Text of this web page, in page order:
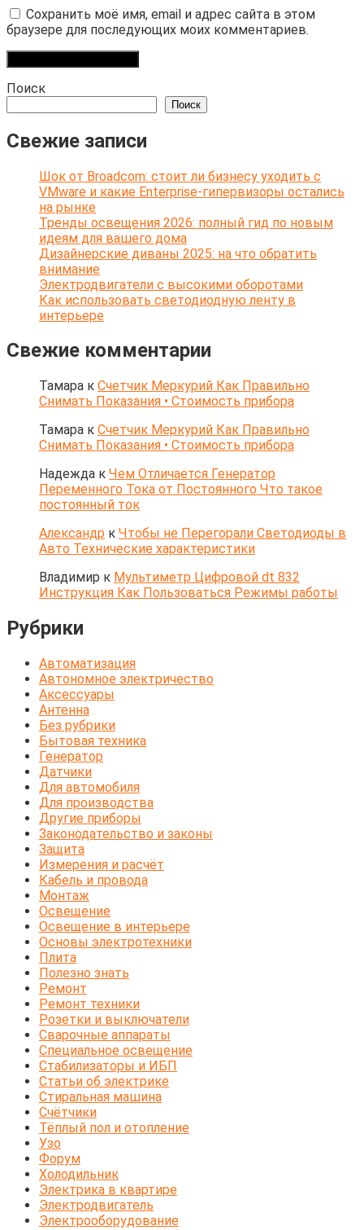
Сохранить моё имя, email и адрес сайта в этом
браузере для последующих моих комментариев.
Поиск
Поиск
Свежие записи
Шок от Broadcom: стоит ли бизнесу уходить с
VMware и какие Enterprise-гипервизоры остались
на рынке
Тренды освещения 2026: полный гид по новым
идеям для вашего дома
Дизайнерские диваны 2025: на что обратить
внимание
Электродвигатели с высокими оборотами
Как использовать светодиодную ленту в
интерьере
Свежие комментарии
Тамара к Счетчик Меркурий Как Правильно
Снимать Показания • Стоимость прибора
Тамара к Счетчик Меркурий Как Правильно
Снимать Показания • Стоимость прибора
Надежда к Чем Отличается Генератор
Переменного Тока от Постоянного Что такое
постоянный ток
Александр к Чтобы не Перегорали Светодиоды в
Авто Технические характеристики
Владимир к Мультиметр Цифровой dt 832
Инструкция Как Пользоваться Режимы работы
Рубрики
Автоматизация
Автономное электричество
Аксессуары
Антенна
Без рубрики
Бытовая техника
Генератор
Датчики
Для автомобиля
Для производства
Другие приборы
Законодательство и законы
Защита
Измерения и расчёт
Кабель и провода
Монтаж
Освещение
Освещение в интерьере
Основы электротехники
Плита
Полезно знать
Ремонт
Ремонт техники
Розетки и выключатели
Сварочные аппараты
Специальное освещение
Стабилизаторы и ИБП
Статьи об электрике
Стиральная машина
Счётчики
Тёплый пол и отопление
Узо
Форум
Холодильник
Электрика в квартире
Электродвигатель
Электрооборудование